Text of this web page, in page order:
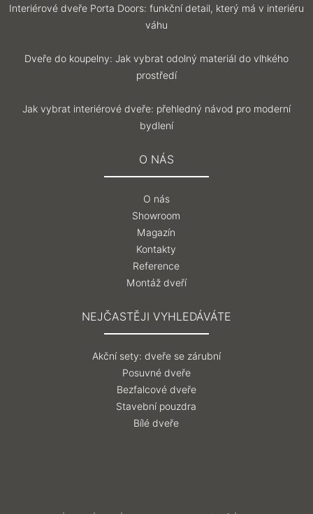
Interiérové dveře Porta Doors: funkční detail, který má v interiéru
váhu
Dveře do koupelny: Jak vybrat odolný materiál do vlhkého
prostředí
Jak vybrat interiérové dveře: přehledný návod pro moderní
bydlení
O NÁS
O nás
Showroom
Magazín
Kontakty
Reference
Montáž dveří
NEJČASTĚJI VYHLEDÁVÁTE
Akční sety: dveře se zárubní
Posuvné dveře
Bezfalcové dveře
Stavební pouzdra
Bílé dveře